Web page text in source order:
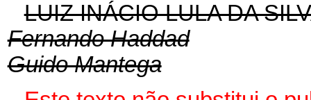
LUIZ INÁCIO LULA DA
Fernando Haddad
Guido Mantega